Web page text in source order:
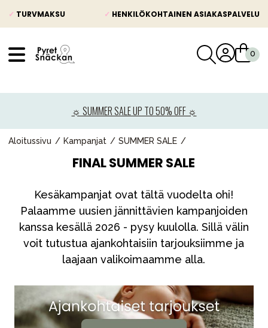
✓ TURVMAKSU ✓ HENKILÖKOHTAINEN ASIAKASPALVELU
☼ SUMMER SALE UP TO 50% OFF ☼
Aloitussivu Kampanjat SUMMER SALE
FINAL SUMMER SALE
Kesäkampanjat ovat tältä vuodelta ohi!
Palaamme uusien jännittävien kampanjoiden
kanssa kesällä 2026 - pysy kuulolla. Sillä välin
voit tutustua ajankohtaisiin tarjouksiimme ja
laajaan valikoimaamme alla.
Lastenvaunut
Lasten turvaistuimet
Vauvan paketti
Lapsi & vauva
Lelut ja pelit
Äiti & Isä
Huonekalut & vuodevaatteet
Varaosat
Kampanjat